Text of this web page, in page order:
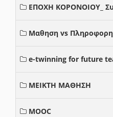
ΕΠΟΧΗ ΚΟΡΟΝΟΙΟΥ_
Μαθηση vs
e-twinning for future
ΜΕΙΚΤΗ ΜΑΘΗΣΗ
MOOC